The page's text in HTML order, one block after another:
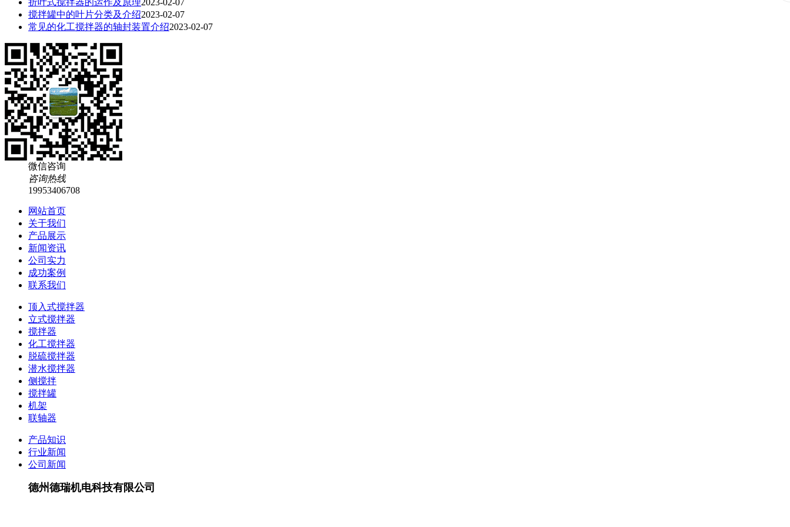
折叶式搅拌器的运作及原理2023-02-07
搅拌罐中的叶片分类及介绍2023-02-07
常见的化工搅拌器的轴封装置介绍2023-02-07
微信咨询
咨询热线
19953406708
网站首页
关于我们
产品展示
新闻资讯
公司实力
成功案例
联系我们
顶入式搅拌器
立式搅拌器
搅拌器
化工搅拌器
脱硫搅拌器
潜水搅拌器
侧搅拌
搅拌罐
机架
联轴器
产品知识
行业新闻
公司新闻
德州德瑞机电科技有限公司